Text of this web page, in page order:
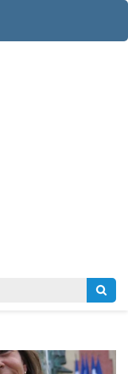
Rechercher